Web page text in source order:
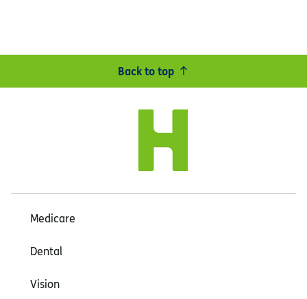
Back to top
Medicare
Dental
Vision